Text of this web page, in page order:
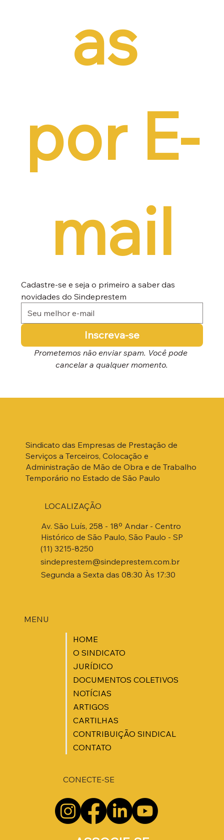
as
por E-
mail
Cadastre-se e seja o primeiro a saber das
novidades do Sindeprestem
Inscreva-se
Prometemos não enviar spam. Você pode
cancelar a qualquer momento.
Sindicato das Empresas de Prestação de
Serviços a Terceiros, Colocação e
Administração de Mão de Obra e de Trabalho
Temporário no Estado de São Paulo
MENU
HOME
O SINDICATO
JURÍDICO
DOCUMENTOS COLETIVOS
NOTÍCIAS
ARTIGOS
CARTILHAS
CONTRIBUIÇÃO SINDICAL
CONTATO
Av. São Luís, 258 - 18º Andar - Centro
Histórico de São Paulo, São Paulo - SP
(11) 3215-8250
sindeprestem@sindeprestem.com.br
Segunda a Sexta das 08:30 Às 17:30
LOCALIZAÇÃO
CONECTE-SE